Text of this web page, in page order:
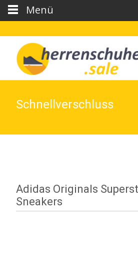
Schnellverschluss
Adidas Originals
Sneakers
Menü